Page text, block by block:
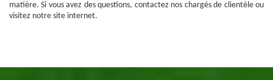
matière. Si vous avez des questions, contactez nos chargés de clientèle ou
visitez notre site internet.